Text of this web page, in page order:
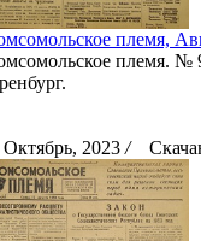
племя,
племя. №
Октябрь, 2023 /